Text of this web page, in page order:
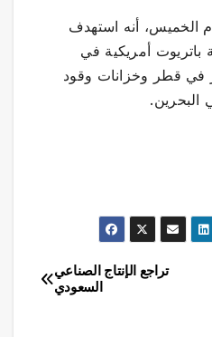
الخميس، أنه استهدف
باتريوت أمريكية في
في قطر وخزانات وقود
البحرين.
تراجع الإنتاج الصناعي
السعودي